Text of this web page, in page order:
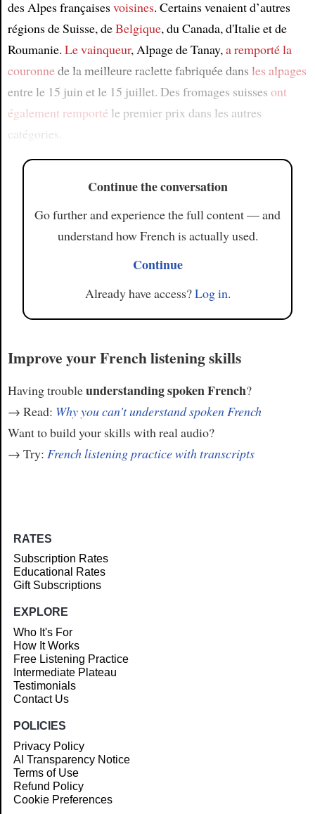
des Alpes françaisesvoisines. Certains venaient d’autres
régions de Suisse, deBelgique, du Canada, d'Italie et de
Roumanie. Le vainqueur, Alpage de Tanay, a remporté la
couronnede la meilleure raclette fabriquée dans les alpages
entre le 15 juin et le 15 juillet. Des fromages suisses ont
également remporté le premier prix dans les autres
catégories.
Continue the conversation
Go further and experience the full content — and
understand how French is actually used.
Continue
Already have access?Log in.
Improve your French listening skills
Having troubleunderstanding spoken French?
→ Read: Why you can't understand spoken French
Want to build your skills with real audio?
→ Try: French listening practice with transcripts
RATES
Subscription Rates
Educational Rates
Gift Subscriptions
EXPLORE
Who It's For
How It Works
Free Listening Practice
Intermediate Plateau
Testimonials
Contact Us
POLICIES
Privacy Policy
AI Transparency Notice
Terms of Use
Refund Policy
Cookie Preferences